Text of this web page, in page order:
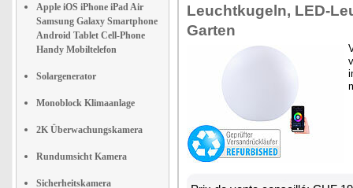
Apple iOS iPhone iPad Air
Samsung Galaxy Smartphone
Android Tablet Cell-Phone
Handy Mobiltelefon
Solargenerator
Monoblock Klimaanlage
2K Überwachungskamera
Rundumsicht Kamera
Sicherheitskamera
Leuchtkugeln, LED-
Garten